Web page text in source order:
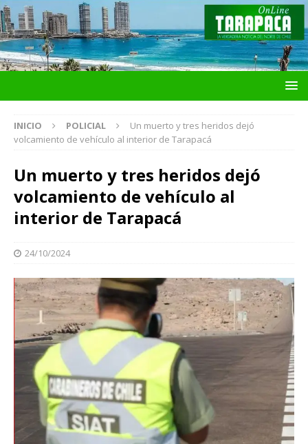
INICIO POLICIAL
Un muerto y tres heridos dejó
volcamiento de vehículo al interior de Tarapacá
Un muerto y tres heridos dejó
volcamiento de vehículo al
interior de Tarapacá
24/10/2024